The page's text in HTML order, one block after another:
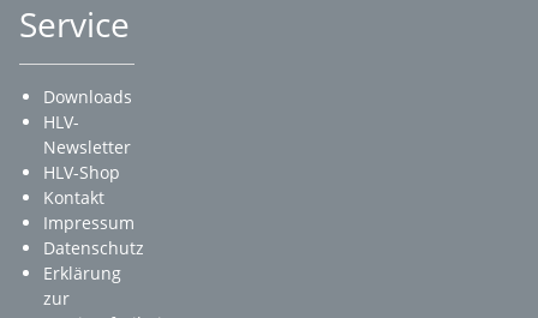
Service
Downloads
HLV-
Newsletter
HLV-Shop
Kontakt
Impressum
Datenschutz
Erklärung
zur